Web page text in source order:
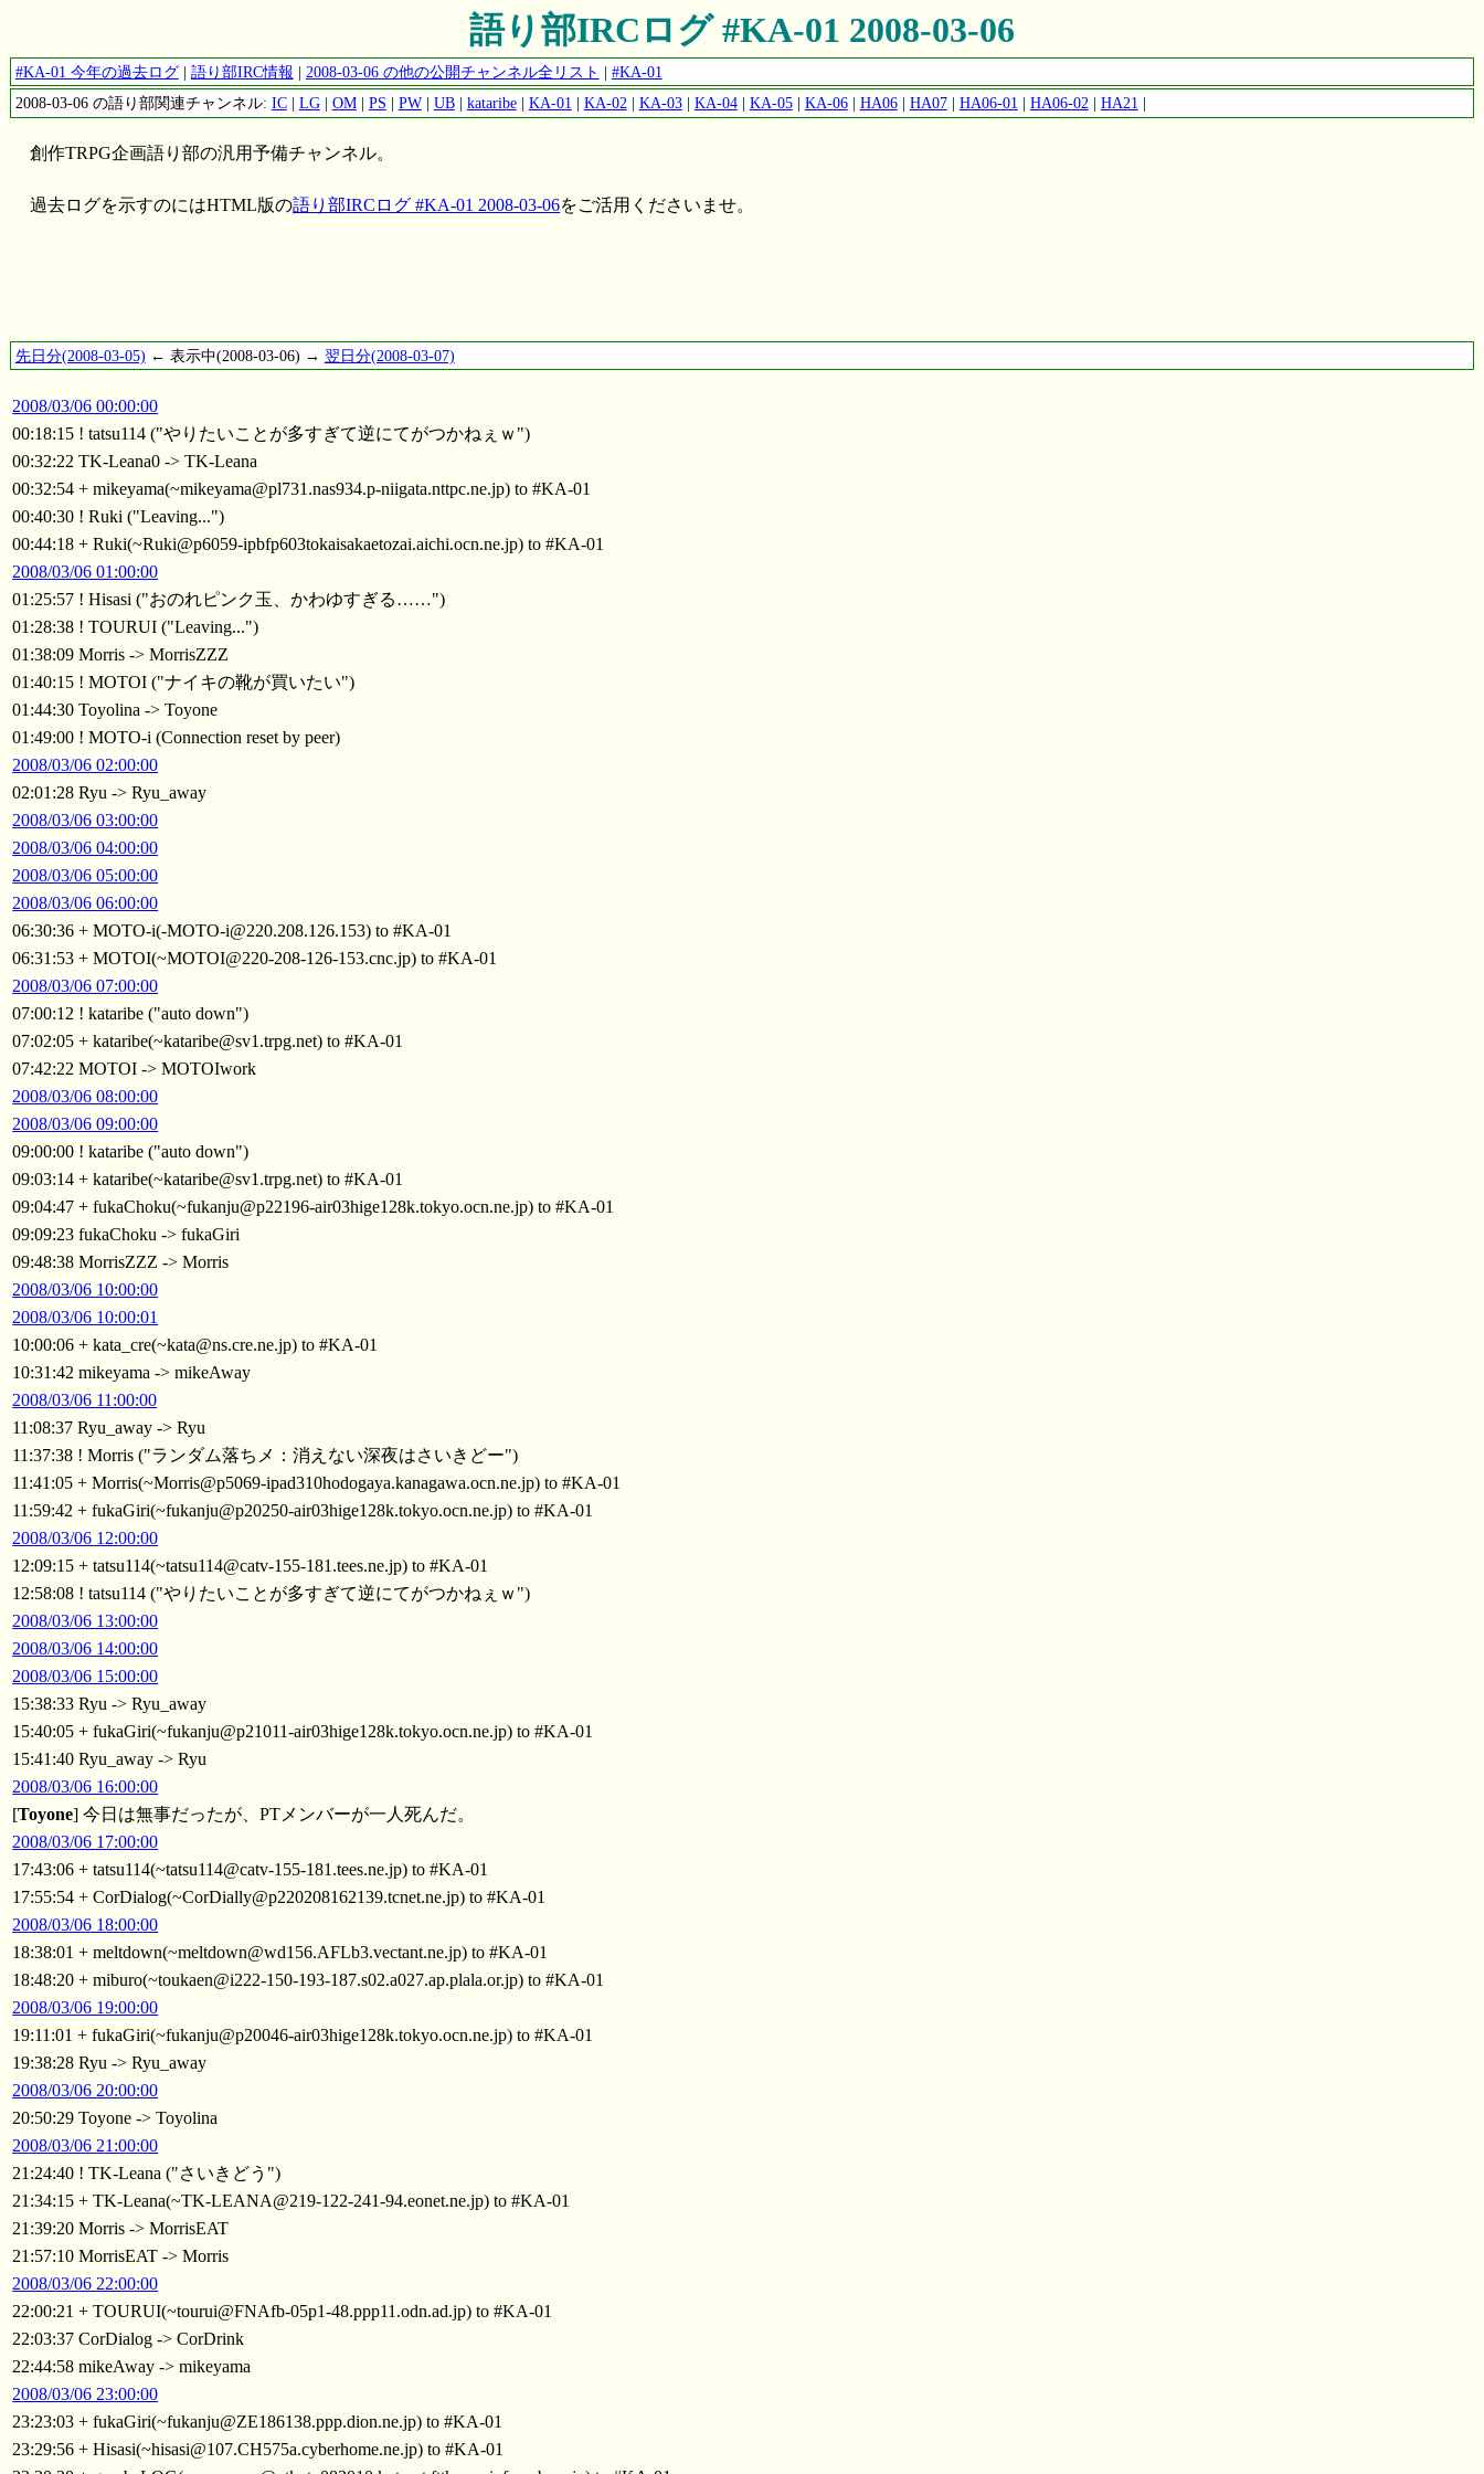
語り部IRCログ #KA-01 2008-03-06
#KA-01 今年の過去ログ| 語り部IRC情報 | 2008-03-06 の他の公開チャンネル全リスト | #KA-01
2008-03-06 の語り部関連チャンネル: IC| LG| OM| PS | PW| UB| kataribe| KA-01 | KA-02 | KA-03| KA-04| KA-05| KA-06| HA06| HA07| HA06-01 | HA06-02 | HA21 |
創作TRPG企画語り部の汎用予備チャンネル。
過去ログを示すのにはHTML版の語り部IRCログ #KA-01 2008-03-06をご活用くださいませ。
先日分(2008-03-05) ← 表示中(2008-03-06) → 翌日分(2008-03-07)
2008/03/06 00:00:00
00:18:15 ! tatsu114 ("やりたいことが多すぎて逆にてがつかねぇｗ")
00:32:22 TK-Leana0 -> TK-Leana
00:32:54 + mikeyama(~mikeyama@pl731.nas934.p-niigata.nttpc.ne.jp) to #KA-01
00:40:30 ! Ruki ("Leaving...")
00:44:18 + Ruki(~Ruki@p6059-ipbfp603tokaisakaetozai.aichi.ocn.ne.jp) to #KA-01
2008/03/06 01:00:00
01:25:57 ! Hisasi ("おのれピンク玉、かわゆすぎる……")
01:28:38 ! TOURUI ("Leaving...")
01:38:09 Morris -> MorrisZZZ
01:40:15 ! MOTOI ("ナイキの靴が買いたい")
01:44:30 Toyolina -> Toyone
01:49:00 ! MOTO-i (Connection reset by peer)
2008/03/06 02:00:00
02:01:28 Ryu -> Ryu_away
2008/03/06 03:00:00
2008/03/06 04:00:00
2008/03/06 05:00:00
2008/03/06 06:00:00
06:30:36 + MOTO-i(-MOTO-i@220.208.126.153) to #KA-01
06:31:53 + MOTOI(~MOTOI@220-208-126-153.cnc.jp) to #KA-01
2008/03/06 07:00:00
07:00:12 ! kataribe ("auto down")
07:02:05 + kataribe(~kataribe@sv1.trpg.net) to #KA-01
07:42:22 MOTOI -> MOTOIwork
2008/03/06 08:00:00
2008/03/06 09:00:00
09:00:00 ! kataribe ("auto down")
09:03:14 + kataribe(~kataribe@sv1.trpg.net) to #KA-01
09:04:47 + fukaChoku(~fukanju@p22196-air03hige128k.tokyo.ocn.ne.jp) to #KA-01
09:09:23 fukaChoku -> fukaGiri
09:48:38 MorrisZZZ -> Morris
2008/03/06 10:00:00
2008/03/06 10:00:01
10:00:06 + kata_cre(~kata@ns.cre.ne.jp) to #KA-01
10:31:42 mikeyama -> mikeAway
2008/03/06 11:00:00
11:08:37 Ryu_away -> Ryu
11:37:38 ! Morris ("ランダム落ちメ：消えない深夜はさいきどー")
11:41:05 + Morris(~Morris@p5069-ipad310hodogaya.kanagawa.ocn.ne.jp) to #KA-01
11:59:42 + fukaGiri(~fukanju@p20250-air03hige128k.tokyo.ocn.ne.jp) to #KA-01
2008/03/06 12:00:00
12:09:15 + tatsu114(~tatsu114@catv-155-181.tees.ne.jp) to #KA-01
12:58:08 ! tatsu114 ("やりたいことが多すぎて逆にてがつかねぇｗ")
2008/03/06 13:00:00
2008/03/06 14:00:00
2008/03/06 15:00:00
15:38:33 Ryu -> Ryu_away
15:40:05 + fukaGiri(~fukanju@p21011-air03hige128k.tokyo.ocn.ne.jp) to #KA-01
15:41:40 Ryu_away -> Ryu
2008/03/06 16:00:00
[Toyone] 今日は無事だったが、PTメンバーが一人死んだ。
2008/03/06 17:00:00
17:43:06 + tatsu114(~tatsu114@catv-155-181.tees.ne.jp) to #KA-01
17:55:54 + CorDialog(~CorDially@p220208162139.tcnet.ne.jp) to #KA-01
2008/03/06 18:00:00
18:38:01 + meltdown(~meltdown@wd156.AFLb3.vectant.ne.jp) to #KA-01
18:48:20 + miburo(~toukaen@i222-150-193-187.s02.a027.ap.plala.or.jp) to #KA-01
2008/03/06 19:00:00
19:11:01 + fukaGiri(~fukanju@p20046-air03hige128k.tokyo.ocn.ne.jp) to #KA-01
19:38:28 Ryu -> Ryu_away
2008/03/06 20:00:00
20:50:29 Toyone -> Toyolina
2008/03/06 21:00:00
21:24:40 ! TK-Leana ("さいきどう")
21:34:15 + TK-Leana(~TK-LEANA@219-122-241-94.eonet.ne.jp) to #KA-01
21:39:20 Morris -> MorrisEAT
21:57:10 MorrisEAT -> Morris
2008/03/06 22:00:00
22:00:21 + TOURUI(~tourui@FNAfb-05p1-48.ppp11.odn.ad.jp) to #KA-01
22:03:37 CorDialog -> CorDrink
22:44:58 mikeAway -> mikeyama
2008/03/06 23:00:00
23:23:03 + fukaGiri(~fukanju@ZE186138.ppp.dion.ne.jp) to #KA-01
23:29:56 + Hisasi(~hisasi@107.CH575a.cyberhome.ne.jp) to #KA-01